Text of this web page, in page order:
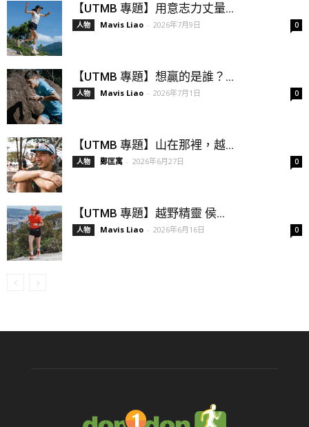
【UTMB 專題】用意志力丈量...
人物 Mavis Liao - 2026年7月9日 0
【UTMB 專題】想贏的是誰？...
人物 Mavis Liao - 2026年7月1日 0
【UTMB 專題】山在那裡，越...
人物 鄭匡寓 - 2026年6月27日 0
【UTMB 專題】越野精靈 侯...
人物 Mavis Liao - 2026年6月16日 0